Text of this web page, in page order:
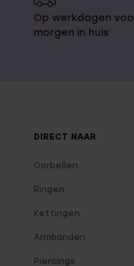
Op werkdagen
morgen in huis
DIRECT NAAR
Oorbellen
Ringen
Kettingen
Armbanden
Piercings